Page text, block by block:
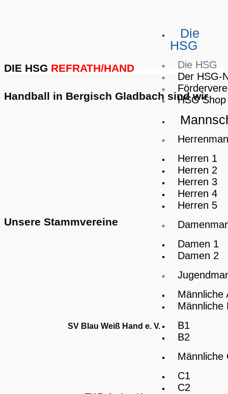
Die
HSG
Die HSG
Der HSG-
HSG Shop
Herren 1
Herren 2
Herren 3
Herren 4
Herren 5
Damen 1
Damen 2
Männliche
Männliche
B1
B2
Männliche
C1
C2
DIE HSG REFRATH/HAND
Handball in Bergisch Gladbach sind wir
Unsere Stammvereine
SV Blau Weiß Hand e. V.